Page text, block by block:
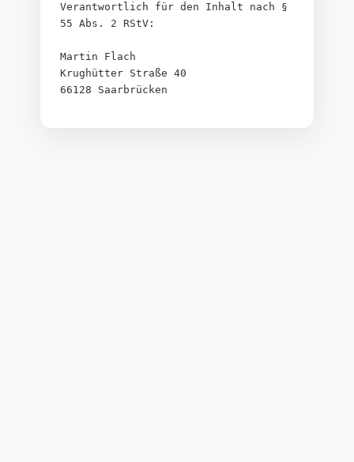
Verantwortlich für den Inhalt nach §
55 Abs. 2 RStV:
Martin Flach
Krughütter Straße 40
66128 Saarbrücken